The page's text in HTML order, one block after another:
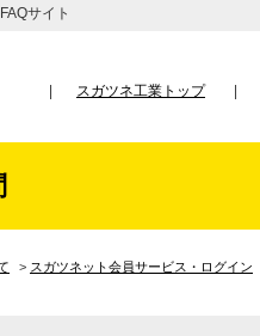
サイト
スガツネ工業トップ
> スガツネット会員サービス・ログイン